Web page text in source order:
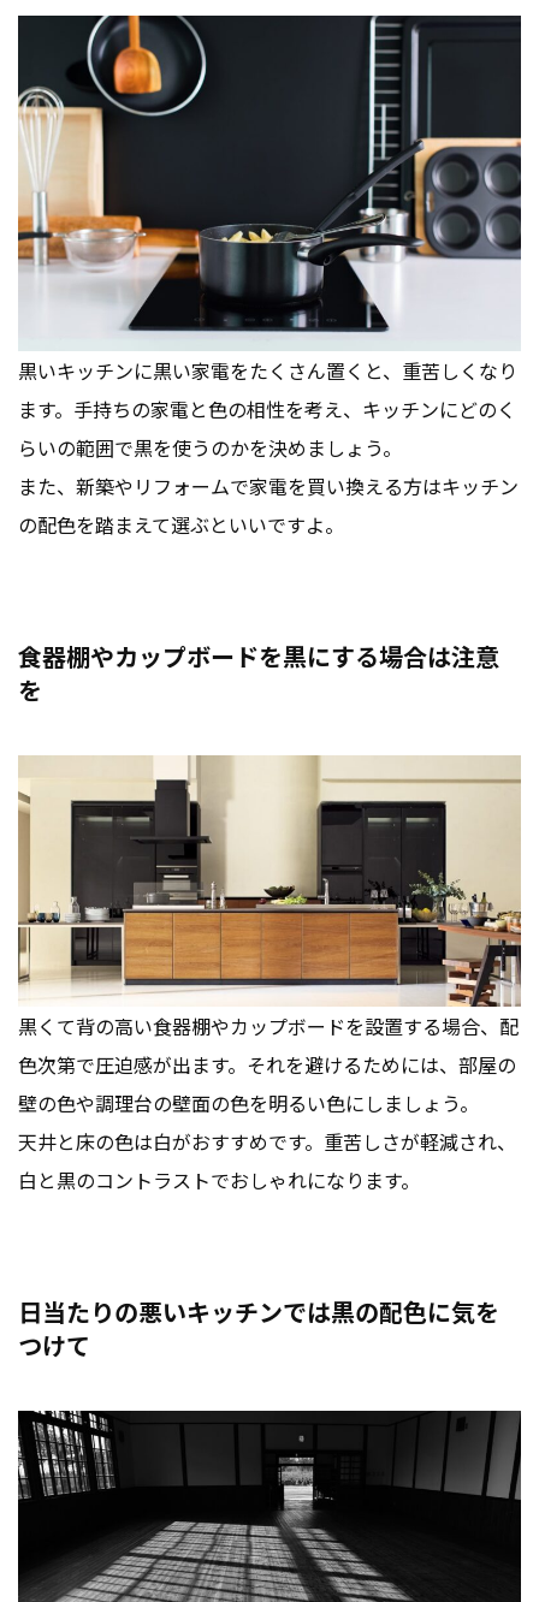
黒いキッチンに黒い家電をたくさん置くと、重苦しくなり
ます。手持ちの家電と色の相性を考え、キッチンにどのく
らいの範囲で黒を使うのかを決めましょう。
また、新築やリフォームで家電を買い換える方はキッチン
の配色を踏まえて選ぶといいですよ。
食器棚やカップボードを黒にする場合は注意
を
黒くて背の高い食器棚やカップボードを設置する場合、配
色次第で圧迫感が出ます。それを避けるためには、部屋の
壁の色や調理台の壁面の色を明るい色にしましょう。
天井と床の色は白がおすすめです。重苦しさが軽減され、
白と黒のコントラストでおしゃれになります。
日当たりの悪いキッチンでは黒の配色に気を
つけて